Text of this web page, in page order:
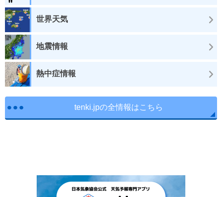
世界天気
地震情報
熱中症情報
tenki.jpの全情報はこちら